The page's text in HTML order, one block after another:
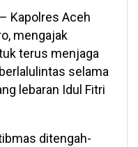
– Kapolres Aceh
mengajak
terus menjaga
selama
lebaran Idul Fitri
ditengah-